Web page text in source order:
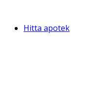
Hitta apotek